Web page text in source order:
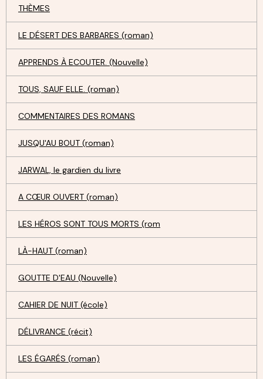
THÈMES
LE DÉSERT DES BARBARES (roman)
APPRENDS À ECOUTER. (Nouvelle)
TOUS, SAUF ELLE. (roman)
COMMENTAIRES DES ROMANS
JUSQU'AU BOUT (roman)
JARWAL, le gardien du livre
A CŒUR OUVERT (roman)
LES HÉROS SONT TOUS MORTS (rom
LÀ-HAUT (roman)
GOUTTE D'EAU (Nouvelle)
CAHIER DE NUIT (école)
DÉLIVRANCE (récit)
LES ÉGARÉS (roman)